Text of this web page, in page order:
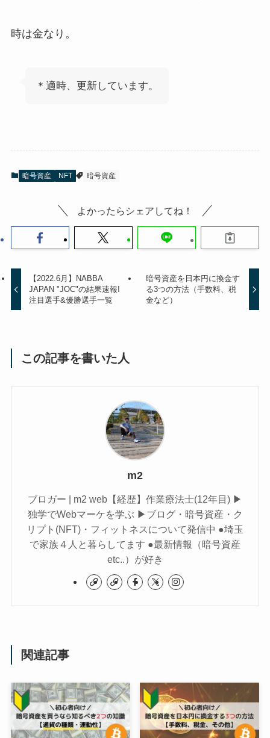
時は金なり。
＊適時、更新しています。
暗号資産 NFT 暗号資産
よかったらシェアしてね！
【2022.6月】NABBA
JAPAN "JOC"の結果速報!
注目選手&優勝選手一覧
暗号資産を日本円に換金す
る3つの方法（手数料、税
金など）
この記事を書いた人
m2
ブロガー | m2 web【経歴】作業療法士(12年目) ▶︎
独学でWebマーケを学ぶ ▶︎ブログ・暗号資産・ク
リプト(NFT)・フィットネスについて発信中 ●埼玉
で家族４人と暮らしてます ●最新情報（暗号資産
etc..）が好き
関連記事